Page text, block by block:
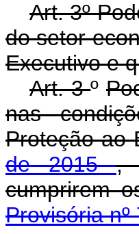
Art. 3º
do setor
Executivo e
Art. 3º
nas
Proteção ao
de 2015,
cumprirem
Provisória